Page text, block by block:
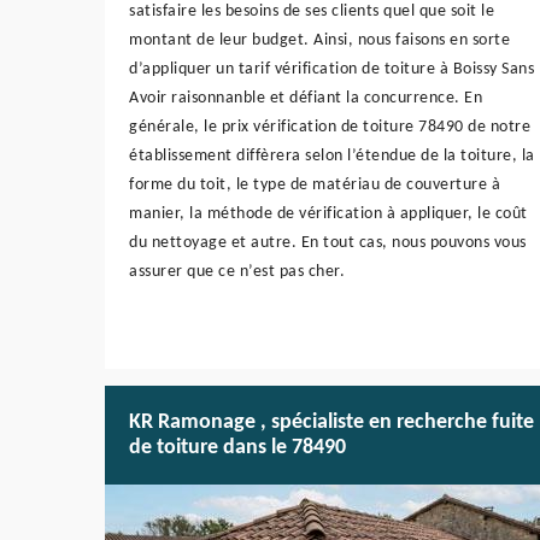
satisfaire les besoins de ses clients quel que soit le
montant de leur budget. Ainsi, nous faisons en sorte
d’appliquer un tarif vérification de toiture à Boissy Sans
Avoir raisonnanble et défiant la concurrence. En
générale, le prix vérification de toiture 78490 de notre
établissement diffèrera selon l’étendue de la toiture, la
forme du toit, le type de matériau de couverture à
manier, la méthode de vérification à appliquer, le coût
du nettoyage et autre. En tout cas, nous pouvons vous
assurer que ce n’est pas cher.
KR Ramonage , spécialiste en recherche fuite
de toiture dans le 78490